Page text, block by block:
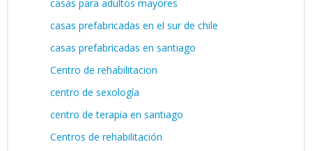
casas para adultos mayores
casas prefabricadas en el sur de chile
casas prefabricadas en santiago
Centro de rehabilitacion
centro de sexología
centro de terapia en santiago
Centros de rehabilitación